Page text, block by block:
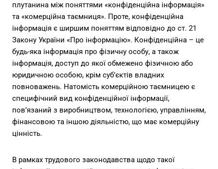
плутанина між поняттями «конфіденційна інформація»
та «комерційна таємниця». Проте, конфіденційна
інформація є ширшим поняттям відповідно до ст. 21
Закону України «Про інформацію». Конфіденційна – це
будь-яка інформація про фізичну особу, а також
інформація, доступ до якої обмежено фізичною або
юридичною особою, крім суб’єктів владних
повноважень. Натомість комерційною таємницею є
специфічний вид конфіденційної інформації,
пов’язаний з виробництвом, технологією, управлінням,
фінансовою та іншою діяльністю, що має комерційну
цінність.
В рамках трудового законодавства щодо такої